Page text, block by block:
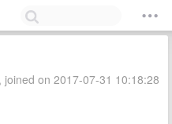
on 2017-07-31 10:18:28